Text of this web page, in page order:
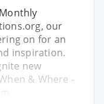
our
on for an
inspiration.
new
& Where -